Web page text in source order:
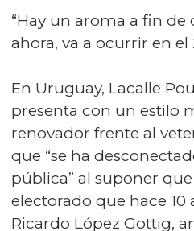
“Hay un aroma a fin de
ahora, va a ocurrir en el
En Uruguay, Lacalle
presenta con un estilo
renovador frente al
que “se ha
pública” al suponer
electorado que hace 10
Ricardo López Gottig,